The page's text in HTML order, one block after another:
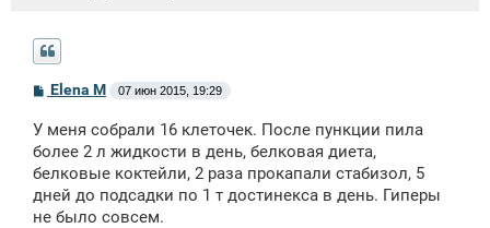
С
о
б
щ
н
и
Elena M 07 июн 2015, 19:29
У меня собрали 16 клеточек. После пункции пила
более 2 л жидкости в день, белковая диета,
белковые коктейли, 2 раза прокапали стабизол, 5
дней до подсадки по 1 т достинекса в день. Гиперы
не было совсем.